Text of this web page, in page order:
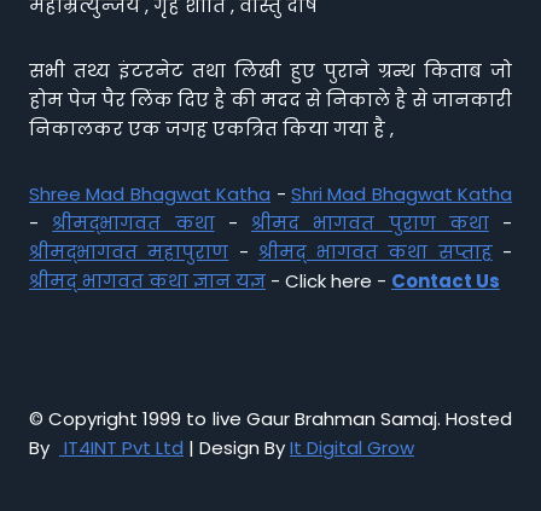
महाम्रत्युन्जय , गृह शांति , वास्तु दोष
सभी तथ्य इंटरनेट तथा लिखी हुए पुराने ग्रन्थ किताब जो
होम पेज पैर लिंक दिए है की मदद से निकाले है से जानकारी
निकालकर एक जगह एकत्रित किया गया है ,
Shree Mad Bhagwat Katha - Shri Mad Bhagwat Katha
- श्रीमद्भागवत कथा- श्रीमद भागवत पुराण कथा-
श्रीमद्भागवत महापुराण - श्रीमद् भागवत कथा सप्ताह-
श्रीमद् भागवत कथा ज्ञान यज्ञ - Click here - Contact Us
© Copyright 1999 to live Gaur Brahman Samaj. Hosted
By IT4INT Pvt Ltd | Design ByIt Digital Grow